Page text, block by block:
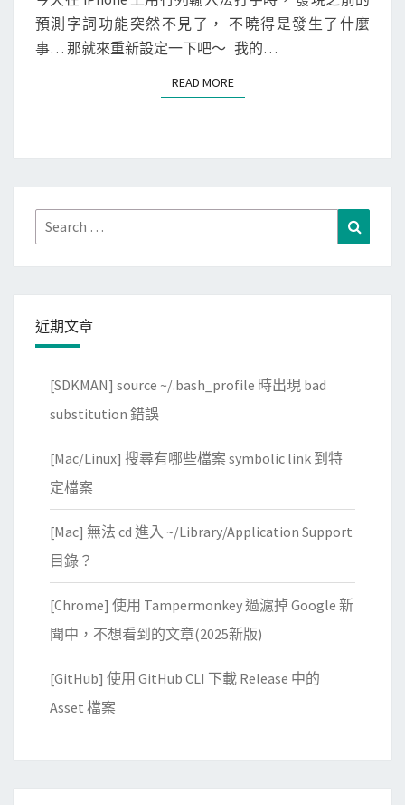
]
啟
O
e
y
L
提
的
詞
，
給
列
輸
入
法
使
S
預測字詞功能突然不見了， 不曉得是發生了什麼
事… 那就來重新設定一下吧～ 我的…
READ MOREREAD MORE
Search
for:
近期文章
[SDKMAN] source ~/.bash_profile 時出現 bad
substitution 錯誤
[Mac/Linux] 搜尋有哪些檔案 symbolic link 到特
定檔案
[Mac] 無法 cd 進入 ~/Library/Application Support
目錄？
[Chrome] 使用 Tampermonkey 過濾掉 Google 新
聞中，不想看到的文章(2025新版)
[GitHub] 使用 GitHub CLI 下載 Release 中的
Asset 檔案